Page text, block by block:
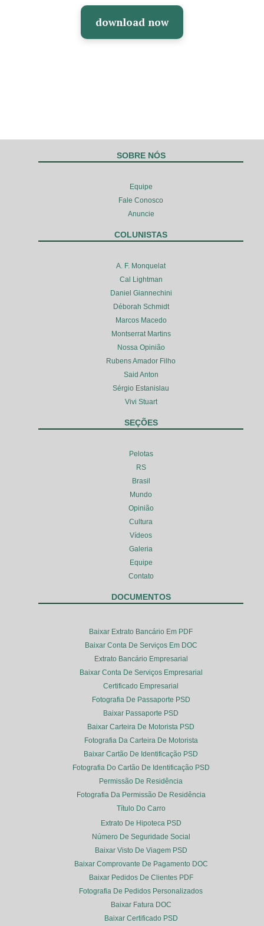
download now
SOBRE NÓS
Equipe
Fale Conosco
Anuncie
COLUNISTAS
A. F. Monquelat
Cal Lightman
Daniel Giannechini
Déborah Schmidt
Marcos Macedo
Montserrat Martins
Nossa Opinião
Rubens Amador Filho
Said Anton
Sérgio Estanislau
Vivi Stuart
SEÇÕES
Pelotas
RS
Brasil
Mundo
Opinião
Cultura
Vídeos
Galeria
Equipe
Contato
DOCUMENTOS
Baixar Extrato Bancário Em PDF
Baixar Conta De Serviços Em DOC
Extrato Bancário Empresarial
Baixar Conta De Serviços Empresarial
Certificado Empresarial
Fotografia De Passaporte PSD
Baixar Passaporte PSD
Baixar Carteira De Motorista PSD
Fotografia Da Carteira De Motorista
Baixar Cartão De Identificação PSD
Fotografia Do Cartão De Identificação PSD
Permissão De Residência
Fotografia Da Permissão De Residência
Título Do Carro
Extrato De Hipoteca PSD
Número De Seguridade Social
Baixar Visto De Viagem PSD
Baixar Comprovante De Pagamento DOC
Baixar Pedidos De Clientes PDF
Fotografia De Pedidos Personalizados
Baixar Fatura DOC
Baixar Certificado PSD